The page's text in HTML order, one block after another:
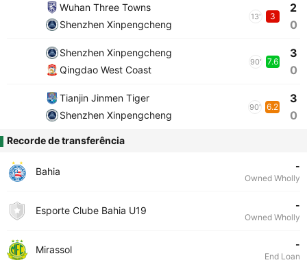
Wuhan Three Towns
Shenzhen Xinpengcheng
13' 3
2
0
Shenzhen Xinpengcheng
Qingdao West Coast
90' 7.6
3
0
Tianjin Jinmen Tiger
Shenzhen Xinpengcheng
90' 6.2
3
0
Recorde de transferência
Bahia -
Owned Wholly
Esporte Clube Bahia U19 -
Owned Wholly
Mirassol -
End Loan